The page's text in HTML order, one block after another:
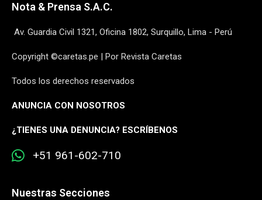
Nota & Prensa S.A.C.
Av. Guardia Civil 1321, Oficina 1802, Surquillo, Lima - Perú
Copyright ©caretas.pe | Por Revista Caretas
Todos los derechos reservados
ANUNCIA CON NOSOTROS
¿TIENES UNA DENUNCIA? ESCRÍBENOS
+51 961-602-710
Nuestras Secciones